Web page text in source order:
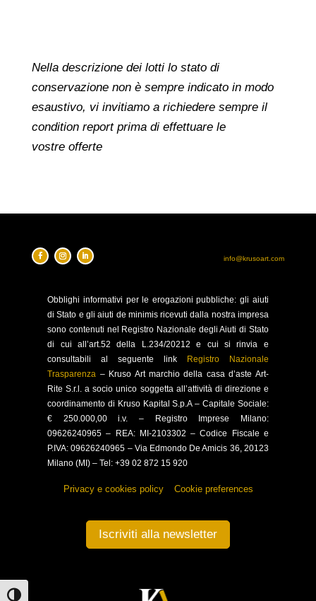
Attiva/disattiva alto contrasto
Nella descrizione dei lotti lo stato di
conservazione non è sempre indicato in modo
esaustivo, vi invitiamo a richiedere sempre il
condition report prima di effettuare le
vostre offerte
info@krusoart.com
Obblighi informativi per le erogazioni pubbliche: gli aiuti
di Stato e gli aiuti de minimis ricevuti dalla nostra impresa
sono contenuti nel Registro Nazionale degli Aiuti di Stato
di cui all’art.52 della L.234/20212 e cui si rinvia e
consultabili al seguente link Registro Nazionale
Trasparenza – Kruso Art marchio della casa d’aste Art-
Rite S.r.l. a socio unico soggetta all’attività di direzione e
coordinamento di Kruso Kapital S.p.A – Capitale Sociale:
€ 250.000,00 i.v. – Registro Imprese Milano:
09626240965 – REA: MI-2103302 – Codice Fiscale e
P.IVA: 09626240965 – Via Edmondo De Amicis 36, 20123
Milano (MI) – Tel: +39 02 872 15 920
Privacy e cookies policy– Cookie preferences
Iscriviti alla newsletter